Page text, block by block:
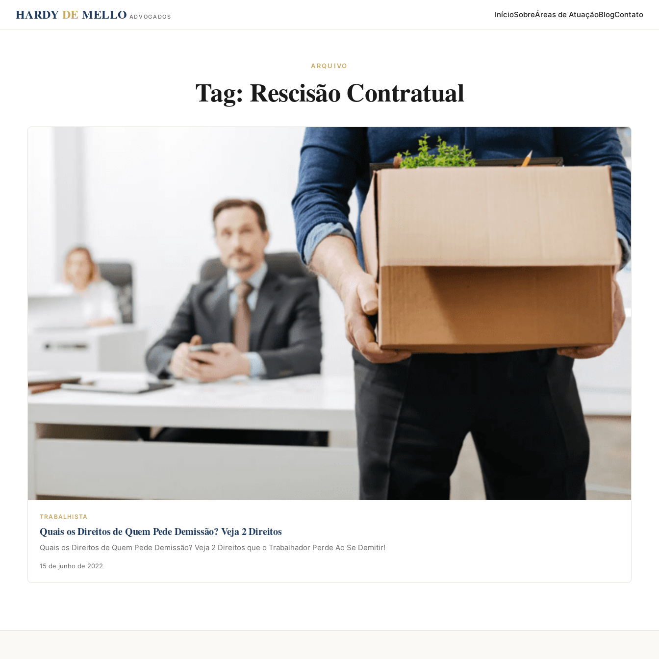
HARDY DE MELLO ADVOGADOS InícioSobreÁreas de AtuaçãoBlogContato
ARQUIVO
Tag: Rescisão Contratual
TRABALHISTA
Quais os Direitos de Quem Pede Demissão? Veja 2 Direitos
Quais os Direitos de Quem Pede Demissão? Veja 2 Direitos que o Trabalhador Perde Ao Se Demitir!
15 de junho de 2022